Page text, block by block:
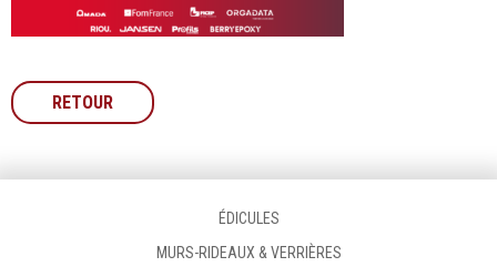
RETOUR
ÉDICULES
MURS-RIDEAUX & VERRIÈRES